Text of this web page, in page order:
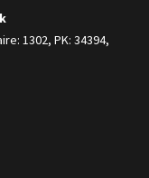
1302, PK: 34394,